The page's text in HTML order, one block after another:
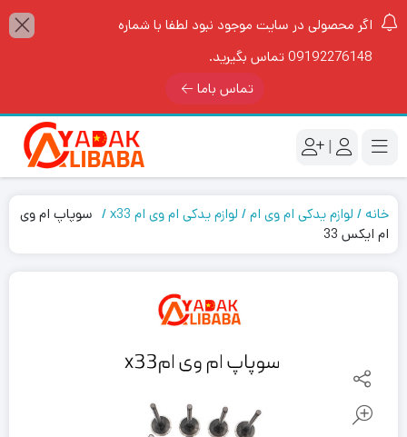
اگر محصولی در سایت موجود نبود لطفا با شماره
09192276148 تماس بگیرید.
تماس باما
|
خانه لوازم یدکی ام وی ام لوازم یدکی ام وی ام x33
سوپاپ ام وی
ام ایکس 33